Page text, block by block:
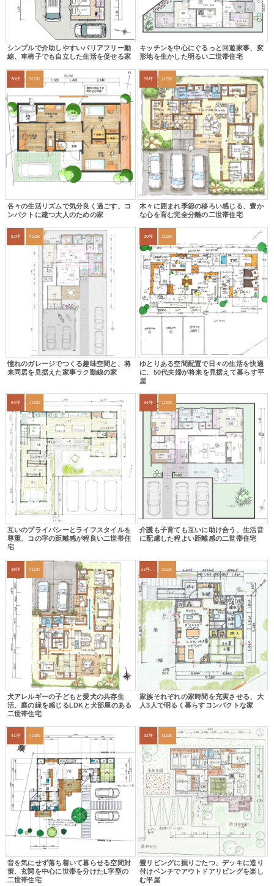
シンプルで介助しやすいバリアフリー動
線、車椅子でも自立した生活を促せる家
キッチンを中心にぐるっと回遊家事、変
形地を生かした明るい二世帯住宅
30坪 5LDK
各々の生活リズムで気分良く過ごす、コ
ンパクトに建つ大人のための家
56坪 2LDK
木々に囲まれ季節の移ろい感じる、豊か
な心を育む完全分離の二世帯住宅
52坪 4LDK
憧れのガレージでつくる趣味空間と、将
来同居を見据えた家事ラク動線の家
30坪 2LDK
ゆとりある空間配置で日々の生活を快適
に、50代夫婦が将来を見据えて暮らす平
屋
53坪 2LDK
互いのプライバシーとライフスタイルを
尊重、コの字の距離感が程良い二世帯住
宅
54坪 2LDK
介護も子育ても互いに助け合う、生活音
に配慮した程よい距離感の二世帯住宅
38坪 4LDK
犬アレルギーの子どもと愛犬の共存生
活、庭の緑を感じるLDKと犬部屋のある
二世帯住宅
21坪〜24坪 3LDK
家族それぞれの家時間を充実させる、大
人3人で明るく暮らすコンパクトな家
41坪 4LDK
音を気にせず落ち着いて暮らせる空間対
策、玄関を中心に世帯を分けたL字型の
二世帯住宅
32坪 3LDK
畳リビングに掘りごたつ、デッキに造り
付けベンチでアウトドアリビングを楽し
む平屋